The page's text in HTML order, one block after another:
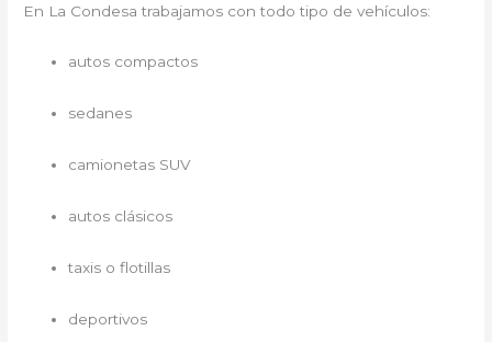
En La Condesa trabajamos con todo tipo de vehículos:
autos compactos
sedanes
camionetas SUV
autos clásicos
taxis o flotillas
deportivos